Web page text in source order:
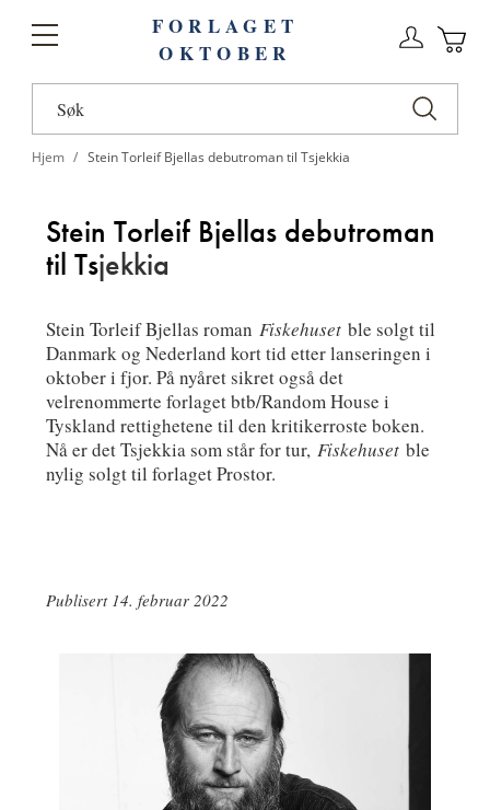
Toggle
FORLAGET
OKTOBER
Hjem Stein Torleif Bjellas debutroman til Tsjekkia
Stein Torleif Bjellas debutroman
til Tsjekkia
Stein Torleif Bjellas roman Fiskehuset ble solgt til
Danmark og Nederland kort tid etter lanseringen i
oktober i fjor. På nyåret sikret også det
velrenommerte forlaget btb/Random House i
Tyskland rettighetene til den kritikerroste boken.
Nå er det Tsjekkia som står for tur, Fiskehuset ble
nylig solgt til forlaget Prostor.
Publisert 14. februar 2022